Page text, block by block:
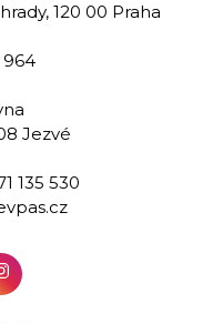
ml
do
Ručně
120 00 Praha
964
Jezvé
135 530